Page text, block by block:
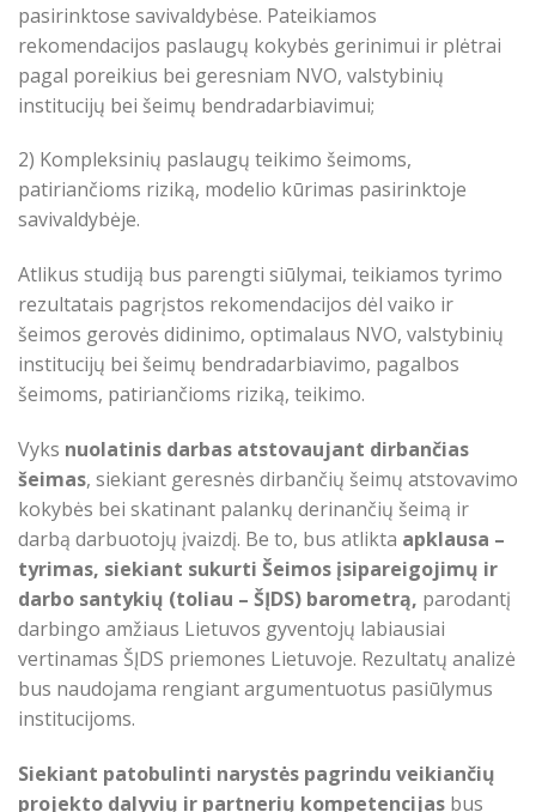
pasirinktose savivaldybėse. Pateikiamos
rekomendacijos paslaugų kokybės gerinimui ir plėtrai
pagal poreikius bei geresniam NVO, valstybinių
institucijų bei šeimų bendradarbiavimui;
2) Kompleksinių paslaugų teikimo šeimoms,
patiriančioms riziką, modelio kūrimas pasirinktoje
savivaldybėje.
Atlikus studiją bus parengti siūlymai, teikiamos tyrimo
rezultatais pagrįstos rekomendacijos dėl vaiko ir
šeimos gerovės didinimo, optimalaus NVO, valstybinių
institucijų bei šeimų bendradarbiavimo, pagalbos
šeimoms, patiriančioms riziką, teikimo.
Vyks nuolatinis darbas atstovaujant dirbančias
šeimas, siekiant geresnės dirbančių šeimų atstovavimo
kokybės bei skatinant palankų derinančių šeimą ir
darbą darbuotojų įvaizdį. Be to, bus atlikta apklausa –
tyrimas, siekiant sukurti Šeimos įsipareigojimų ir
darbo santykių (toliau – ŠĮDS) barometrą, parodantį
darbingo amžiaus Lietuvos gyventojų labiausiai
vertinamas ŠĮDS priemones Lietuvoje. Rezultatų analizė
bus naudojama rengiant argumentuotus pasiūlymus
institucijoms.
Siekiant patobulinti narystės pagrindu veikiančių
projekto dalyvių ir partnerių kompetencijas bus